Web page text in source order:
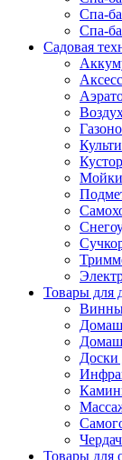
Спа-
Спа-
Садовая
Мойки
Товары для
Доски
Товары для